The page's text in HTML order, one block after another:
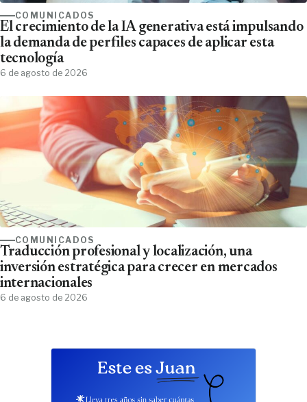
COMUNICADOS
El crecimiento de la IA generativa está impulsando
la demanda de perfiles capaces de aplicar esta
tecnología
6 de agosto de 2026
COMUNICADOS
Traducción profesional y localización, una
inversión estratégica para crecer en mercados
internacionales
6 de agosto de 2026